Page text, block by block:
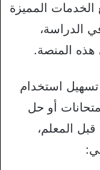
المميزة
الدراسة،
هذه المنصة.
استخدام
أو حل
المعلم،